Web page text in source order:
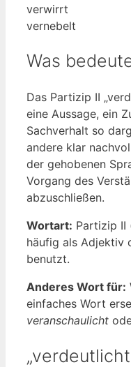
verwirrt
vernebelt
Was
Das Partizip II
eine Aussage, ein
Sachverhalt so
andere klar
der gehobenen
Vorgang des
abzuschließen.
Wortart: Partizip II
häufig als Adjektiv
benutzt.
Anderes Wort für:
einfaches Wort
veranschaulicht